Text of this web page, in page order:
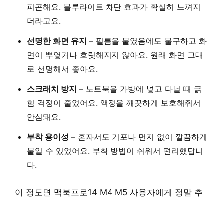
피곤해요. 블루라이트 차단 효과가 확실히 느껴지
더라고요.
선명한 화면 유지 – 필름을 붙였음에도 불구하고 화
면이 뿌옇거나 흐릿해지지 않아요. 원래 화면 그대
로 선명해서 좋아요.
스크래치 방지 – 노트북을 가방에 넣고 다닐 때 긁
힘 걱정이 줄었어요. 액정을 깨끗하게 보호해줘서
안심돼요.
부착 용이성 – 혼자서도 기포나 먼지 없이 깔끔하게
붙일 수 있었어요. 부착 방법이 쉬워서 편리했답니
다.
이 정도면 맥북프로14 M4 M5 사용자에게 정말 추